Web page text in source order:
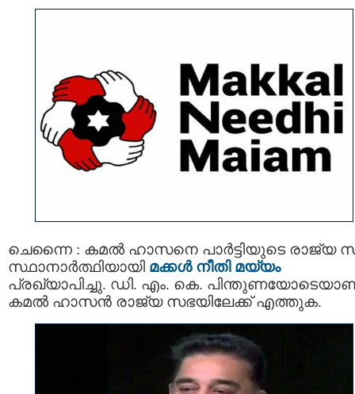
ചെന്നൈ : കമൽ ഹാസനെ പാർട്ടിയുടെ രാജ്യ
സ്ഥാനാർത്ഥിയായി മക്കൾ നീതി മയ്യം
പ്രഖ്യാപിച്ചു. ഡി. എം. കെ.
കമൽ ഹാസൻ രാജ്യ സഭയിലേക്ക് എത്തുക.